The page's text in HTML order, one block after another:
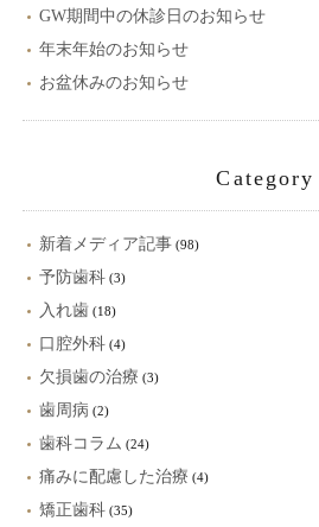
GW期間中の休診日のお知らせ
年末年始のお知らせ
お盆休みのお知らせ
Category
新着メディア記事(98)
予防歯科(3)
入れ歯(18)
口腔外科(4)
欠損歯の治療 (3)
歯周病 (2)
歯科コラム (24)
痛みに配慮した治療 (4)
矯正歯科(35)